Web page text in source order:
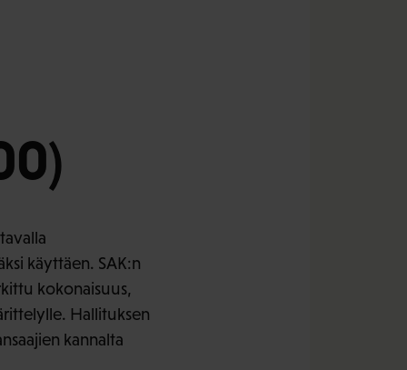
käyttäen. SAK:n
kokonaisuus,
Hallituksen
kannalta